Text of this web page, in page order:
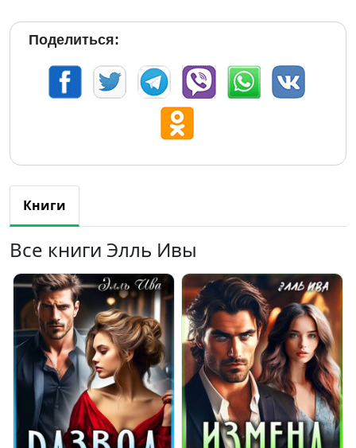
Поделиться:
Книги
Все книги Элль Ивы